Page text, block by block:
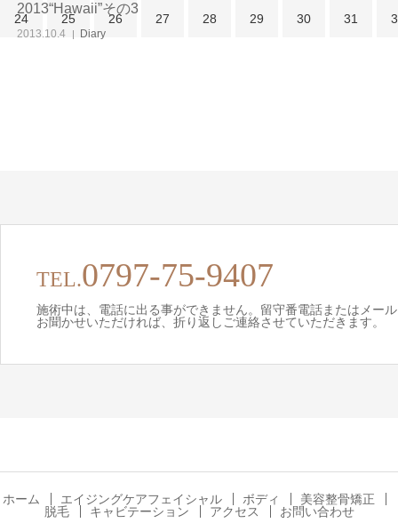
2013“Hawaii”その3
2013.10.4 Diary
24 25 26 27 28 29 30 31
TEL.0797-75-9407
施術中は、電話に出る事ができません。留守番電話またはメー
お聞かせいただければ、折り返しご連絡させていただきます。
ホーム エイジングケアフェイシャル ボディ
美容整骨矯正
脱毛
キャビテーション アクセス お問い合わせ